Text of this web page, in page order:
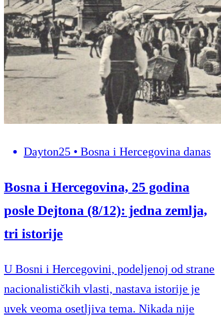
Dayton25 • Bosna i Hercegovina danas
Bosna i Hercegovina, 25 godina
posle Dejtona (8/12): jedna zemlja,
tri istorije
U Bosni i Hercegovini, podeljenoj od strane
nacionalističkih vlasti, nastava istorije je
uvek veoma osetljiva tema. Nikada nije